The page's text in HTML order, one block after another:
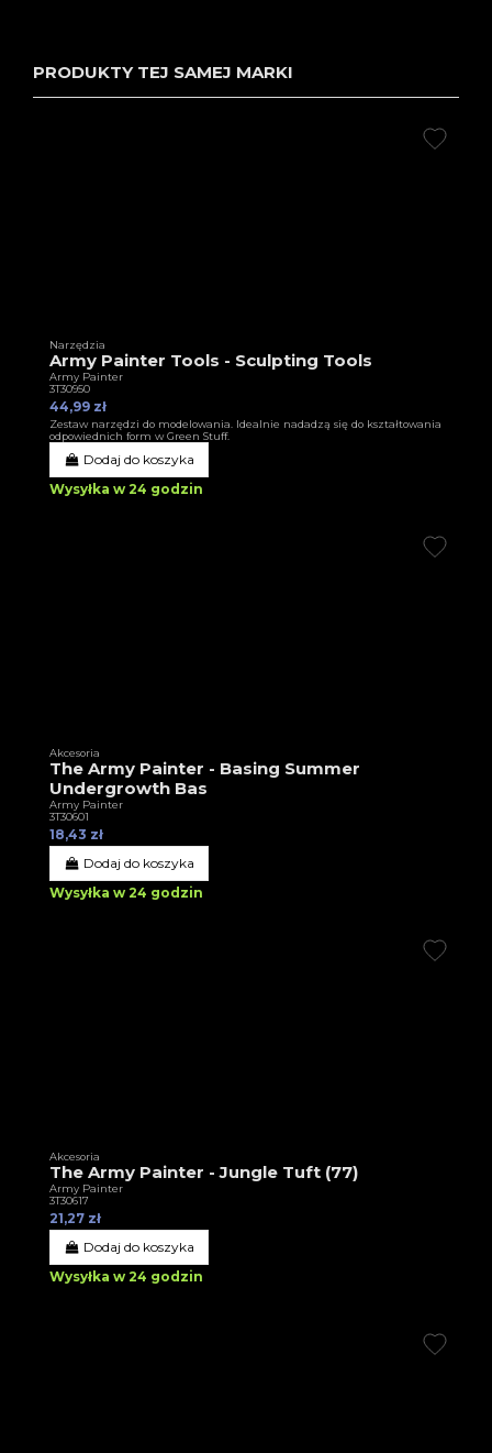
PRODUKTY TEJ SAMEJ MARKI
Narzędzia
Army Painter Tools - Sculpting Tools
Army Painter
3T30950
44,99 zł
Zestaw narzędzi do modelowania. Idealnie nadadzą się do kształtowania
odpowiednich form w Green Stuff.
Dodaj do koszyka
Wysyłka w 24 godzin
Akcesoria
The Army Painter - Basing Summer
Undergrowth Bas
Army Painter
3T30601
18,43 zł
Dodaj do koszyka
Wysyłka w 24 godzin
Akcesoria
The Army Painter - Jungle Tuft (77)
Army Painter
3T30617
21,27 zł
Dodaj do koszyka
Wysyłka w 24 godzin